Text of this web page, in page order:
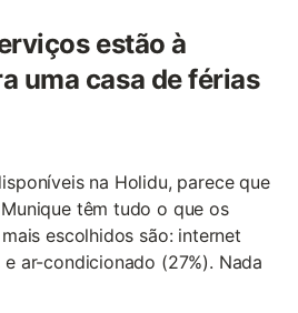
estão à
uma casa de férias
na Holidu, parece que
têm tudo o que os
escolhidos são: internet
ar-condicionado (27%). Nada